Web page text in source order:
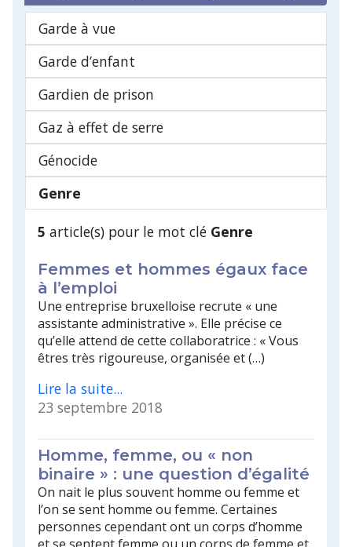
Garde à vue
Garde d’enfant
Gardien de prison
Gaz à effet de serre
Génocide
Genre
5 article(s) pour le mot clé Genre
Femmes et hommes égaux face
à l’emploi
Une entreprise bruxelloise recrute « une
assistante administrative ». Elle précise ce
qu’elle attend de cette collaboratrice : « Vous
êtres très rigoureuse, organisée et (…)
Lire la suite...
23 septembre 2018
Homme, femme, ou « non
binaire » : une question d’égalité
On nait le plus souvent homme ou femme et
l’on se sent homme ou femme. Certaines
personnes cependant ont un corps d’homme